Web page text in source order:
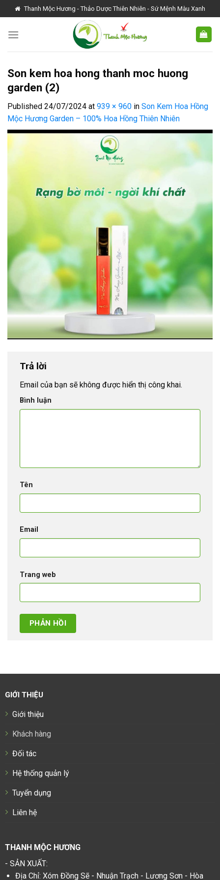
Skip
to
content
Thanh Mộc Hương - Thảo Dược Thiên Nhiên - Sứ Mệnh Màu Xanh
Son kem hoa hong thanh moc huong
garden (2)
Published 24/07/2024 at 939 × 960 in Son Kem Hoa Hồng
Mộc Hương Garden – 100% Hoa Hồng Thiên Nhiên
Trả lời
Email của bạn sẽ không được hiển thị công khai.
Bình luận
Tên
Email
Trang web
GIỚI THIỆU
Giới thiệu
Khách hàng
Đối tác
Hệ thống quản lý
Tuyển dụng
Liên hệ
THANH MỘC HƯƠNG
- SẢN XUẤT:
Địa Chỉ: Xóm Đồng Sẽ - Nhuận Trạch - Lương Sơn - Hòa